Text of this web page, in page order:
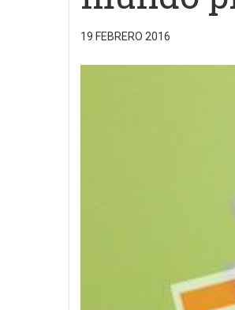
19 FEBRERO 2016